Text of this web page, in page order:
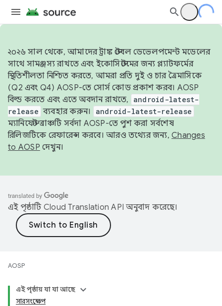
২০২৬ সাল থেকে, আমাদের ট্রাঙ্ক স্টেবল ডেভেলপমেন্ট মডেলের
সাথে সামঞ্জস্য রাখতে এবং ইকোসিস্টেমের জন্য প্ল্যাটফর্মের
স্থিতিশীলতা নিশ্চিত করতে, আমরা প্রতি দুই ও চার ত্রৈমাসিকে
(Q2 এবং Q4) AOSP-তে সোর্স কোড প্রকাশ করব। AOSP
বিল্ড করতে এবং এতে অবদান রাখতে,
android-latest-
release ব্যবহার করুন। android-latest-release
ম্যানিফেস্ট ব্রাঞ্চটি সর্বদা AOSP-তে পুশ করা সর্বশেষ
রিলিজটিকে রেফারেন্স করবে। আরও তথ্যের জন্য, Changes
to AOSP দেখুন।
এই পৃষ্ঠাটি Cloud Translation API অনুবাদ করেছে।
AOSP
এই পৃষ্ঠায় যা যা আছে
সারসংক্ষেপ